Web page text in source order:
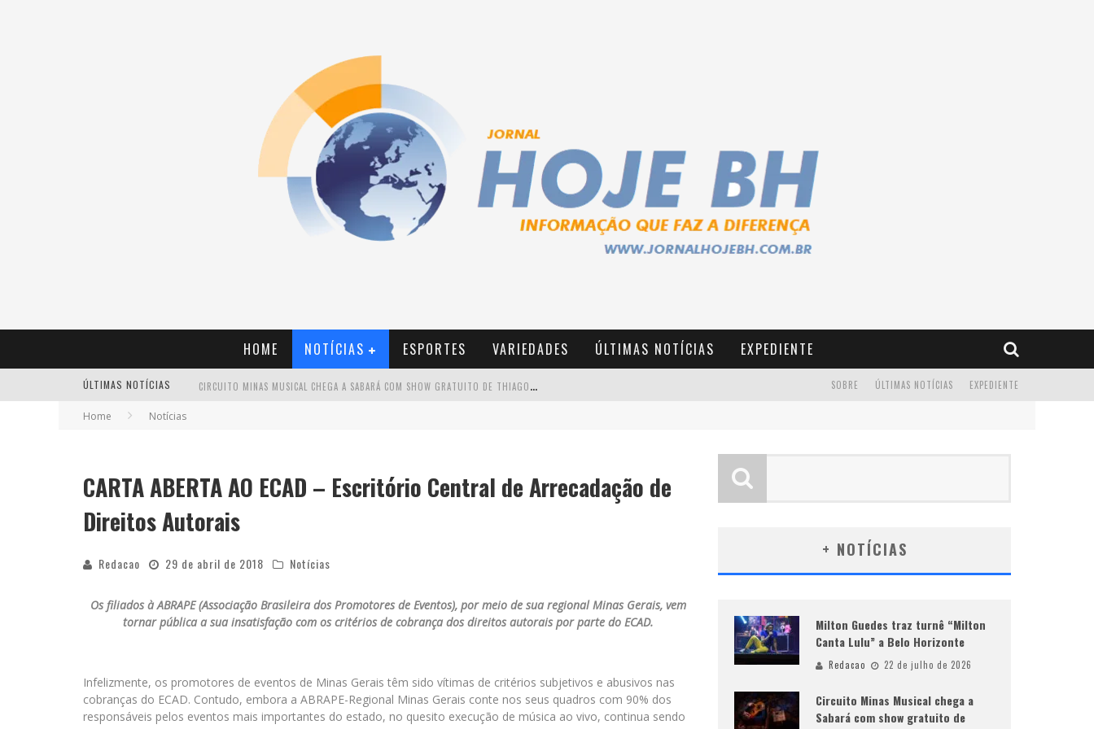
HOME NOTÍCIAS ESPORTES VARIEDADES ÚLTIMAS NOTÍCIAS EXPEDIENTE
ÚLTIMAS NOTÍCIAS C
IRCUITO MINAS MUSICAL CHEGA A SABARÁ COM SHOW GRATUITO DE THIAGO DELEGADO, NATH RODRIGUES E TULIO ARAUJO
MILTON GUEDES TRAZ TURNÊ “MILTON CANTA LULU” A BELO HORIZONTE
EXPEDIENTE
ÚLTIMAS NOTÍCIAS
SOBRE
Home Notícias
CARTA ABERTA AO ECAD – Escritório Central de Arrecadação de
Direitos Autorais
Redacao 29 de abril de 2018 Notícias
Os filiados à ABRAPE (Associação Brasileira dos Promotores de Eventos), por meio de sua regional Minas Gerais, vem
tornar pública a sua insatisfação com os critérios de cobrança dos direitos autorais por parte do ECAD.
Infelizmente, os promotores de eventos de Minas Gerais têm sido vítimas de critérios subjetivos e abusivos nas
cobranças do ECAD. Contudo, embora a ABRAPE-Regional Minas Gerais conte nos seus quadros com 90% dos
responsáveis pelos eventos mais importantes do estado, no quesito execução de música ao vivo, continua sendo
+ NOTÍCIAS
Milton Guedes traz turnê “Milton
Canta Lulu” a Belo Horizonte
Redacao 22 de julho de 2026
Circuito Minas Musical chega a
Sabará com show gratuito de